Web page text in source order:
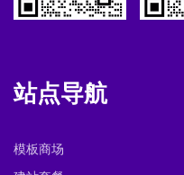
站点导航
模板商场